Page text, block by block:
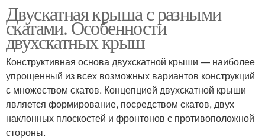
Двускатная крыша с разными
скатами. Особенности
двухскатных крыш
Конструктивная основа двухскатной крыши — наиболее
упрощенный из всех возможных вариантов конструкций
с множеством скатов. Концепцией двухскатной крыши
является формирование, посредством скатов, двух
наклонных плоскостей и фронтонов с противоположной
стороны.